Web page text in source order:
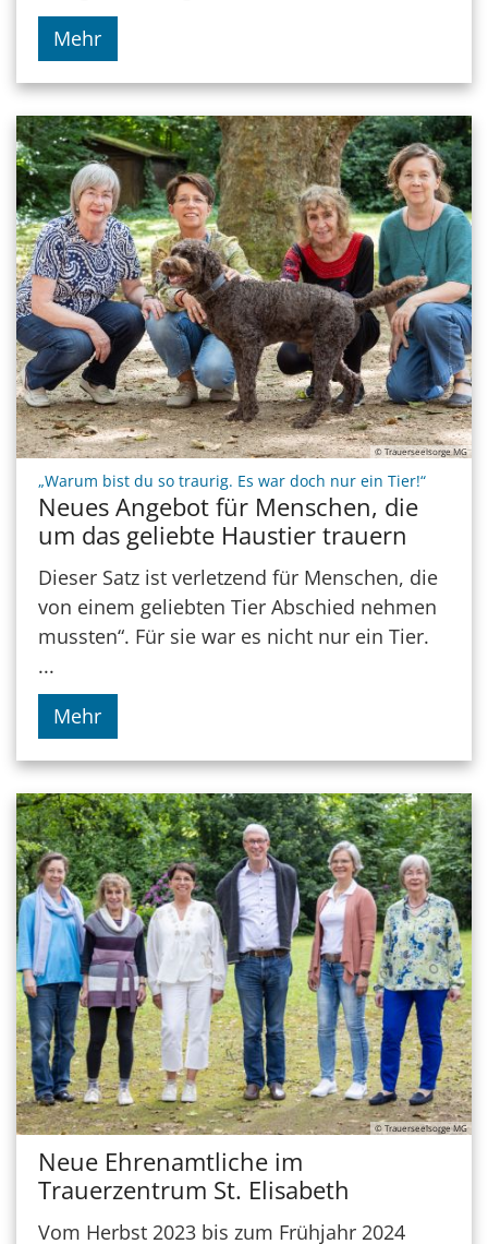
Mehr
© Trauerseelsorge MG
„Warum bist du so traurig. Es war doch nur ein Tier!“:
Neues Angebot für Menschen, die
um das geliebte Haustier trauern
Dieser Satz ist verletzend für Menschen, die
von einem geliebten Tier Abschied nehmen
mussten“. Für sie war es nicht nur ein Tier.
...
Mehr
© Trauerseelsorge MG
Neue Ehrenamtliche im
Trauerzentrum St. Elisabeth
Vom Herbst 2023 bis zum Frühjahr 2024